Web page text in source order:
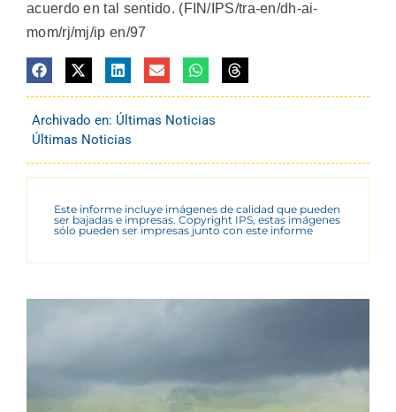
acuerdo en tal sentido. (FIN/IPS/tra-en/dh-ai-
mom/rj/mj/ip en/97
Archivado en: Últimas Noticias
Últimas Noticias
Este informe incluye imágenes de calidad que pueden
ser bajadas e impresas. Copyright IPS, estas imágenes
sólo pueden ser impresas junto con este informe